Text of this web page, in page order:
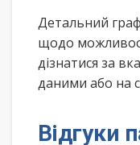
Детальний
щодо
дізнатися за
даними або на
Відгуки